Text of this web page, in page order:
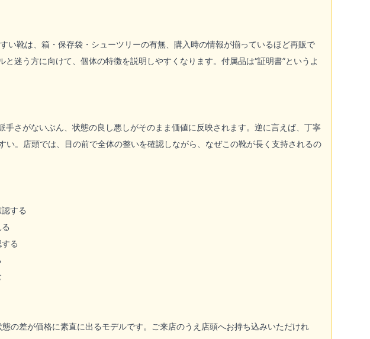
い靴は、箱・保存袋・シューツリーの有無、購入時の情報が揃っているほど再販で
迷う方に向けて、個体の特徴を説明しやすくなります。付属品は“証明書”というよ
さがないぶん、状態の良し悪しがそのまま価値に反映されます。逆に言えば、丁寧
。店頭では、目の前で全体の整いを確認しながら、なぜこの靴が長く支持されるの
する
る
の差が価格に素直に出るモデルです。ご来店のうえ店頭へお持ち込みいただけれ